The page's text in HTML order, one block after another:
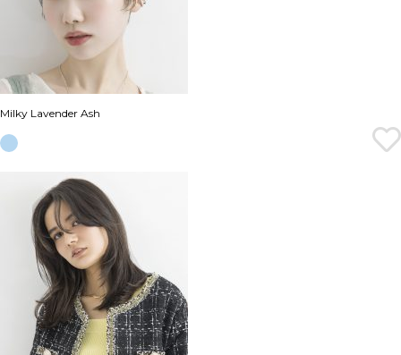
Milky Lavender Ash